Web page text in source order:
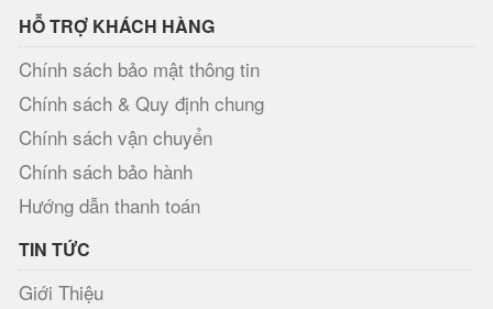
HỖ TRỢ KHÁCH HÀNG
Chính sách bảo mật thông tin
Chính sách & Quy định chung
Chính sách vận chuyển
Chính sách bảo hành
Hướng dẫn thanh toán
TIN TỨC
Giới Thiệu